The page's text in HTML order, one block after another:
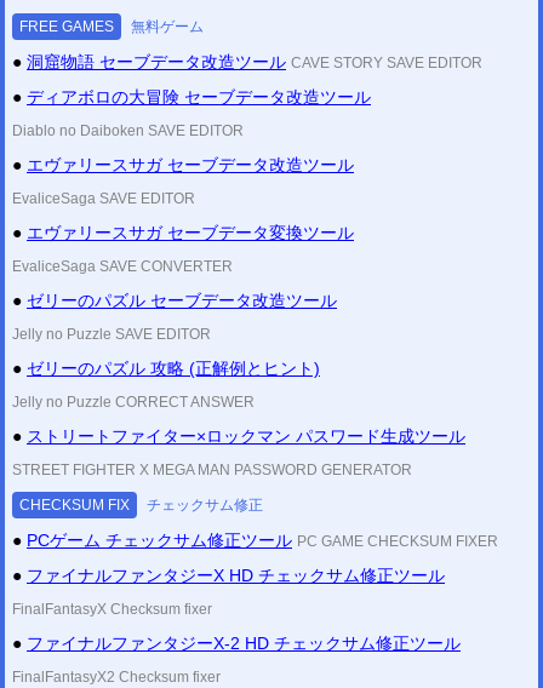
更新履歴2019年 2018年
ツイッター @mod_labo
雑記 (ブログ風) 不定期更新
FREE GAMES 無料ゲーム
● 洞窟物語 セーブデータ改造ツール CAVE STORY SAVE EDITOR
● ディアボロの大冒険 セーブデータ改造ツール
Diablo no Daiboken SAVE EDITOR
● エヴァリースサガ セーブデータ改造ツール
EvaliceSaga SAVE EDITOR
● エヴァリースサガ セーブデータ変換ツール
EvaliceSaga SAVE CONVERTER
● ゼリーのパズル セーブデータ改造ツール
Jelly no Puzzle SAVE EDITOR
● ゼリーのパズル 攻略 (正解例とヒント)
Jelly no Puzzle CORRECT ANSWER
● ストリートファイター×ロックマン パスワード生成ツール
STREET FIGHTER X MEGA MAN PASSWORD GENERATOR
CHECKSUM FIX チェックサム修正
● PCゲーム チェックサム修正ツール PC GAME CHECKSUM FIXER
● ファイナルファンタジーX HD チェックサム修正ツール
FinalFantasyX Checksum fixer
● ファイナルファンタジーX-2 HD チェックサム修正ツール
FinalFantasyX2 Checksum fixer